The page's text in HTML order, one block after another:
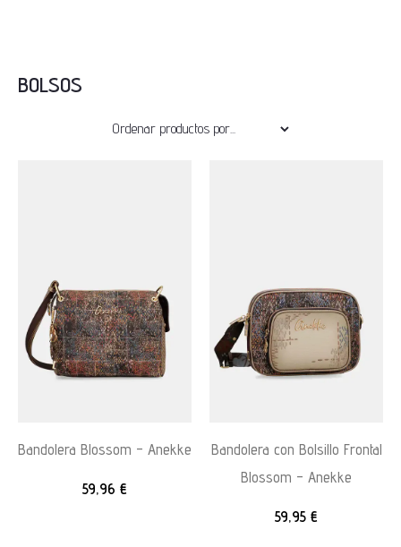
BOLSOS
Bandolera Blossom – Anekke
59,96 €
Bandolera con Bolsillo Frontal
Blossom – Anekke
59,95 €